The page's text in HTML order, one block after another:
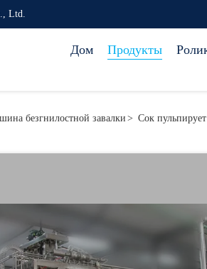
Ltd.
Дом Продукты
безгнилостной завалки > Сок